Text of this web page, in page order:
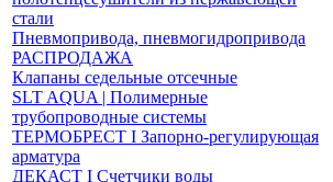
стали
Пневмопривода, пневмогидропривода
РАСПРОДАЖА
Клапаны седельные отсечные
SLT AQUA | Полимерные
трубопроводные системы
ТЕРМОБРЕСТ І Запорно-регулирующая
арматура
ДЕКАСТ І Счетчики воды